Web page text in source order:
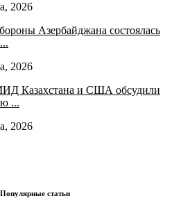
2026
Азербайджана состоялась
2026
Казахстана и США обсудили
...
2026
Популярные статьи